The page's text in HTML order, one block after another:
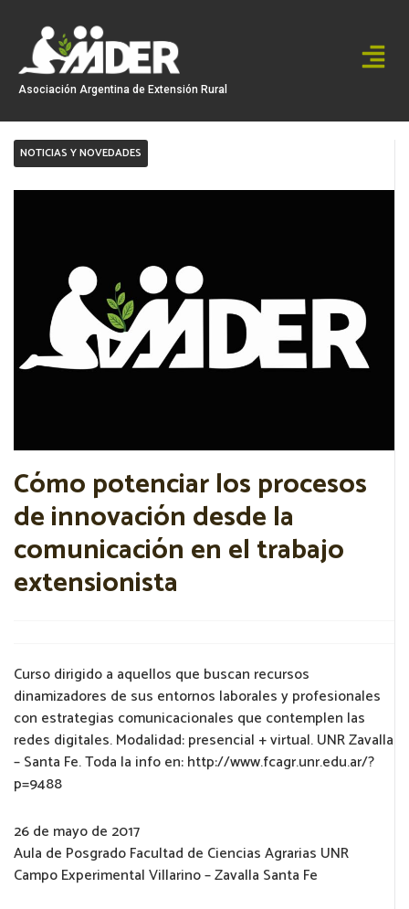
contenido
Asociación Argentina de Extensión Rural
NOTICIAS Y NOVEDADES
Cómo potenciar los procesos
de innovación desde la
comunicación en el trabajo
extensionista
Curso dirigido a aquellos que buscan recursos
dinamizadores de sus entornos laborales y profesionales
con estrategias comunicacionales que contemplen las
redes digitales. Modalidad: presencial + virtual. UNR Zavalla
– Santa Fe. Toda la info en: http://www.fcagr.unr.edu.ar/?
p=9488
26 de mayo de 2017
Aula de Posgrado Facultad de Ciencias Agrarias UNR
Campo Experimental Villarino – Zavalla Santa Fe